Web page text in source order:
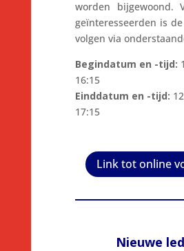
worden bijgewoond.
geïnteresseerden is
volgen via
Begindatum en -tijd:
16:15
Einddatum en -tijd:
17:15
Link tot online
Nieuwe